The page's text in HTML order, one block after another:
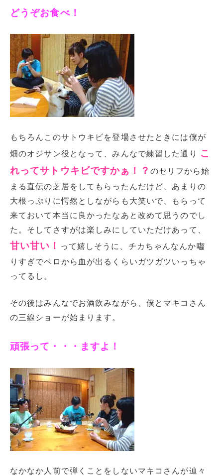
どうぞお食べ！
もちろんこのサトウキビを登場させたときには僕が
畑のオジサン役となって、みんなで練習した通り
こ
れってサトウキビですかぁ！？ のセリフから始
まる直伝の芝居をしてもらったんだけど、あまりの
大根っぷりに愕然としながらも大笑いで、もらって
来ておいて本当に良かったなあと改めて思うのでし
た。そしてさすがは楽しみにしていただけあって、
甘い甘い！
って嬉しそうに、チカちゃんなんか囓
りすぎでベロから血が出るくらいガツガツいっちゃ
ってるし。
その後はみんなでお酒飲みながら、僕とマキコさん
の三線ショーが始まります。
頑張って・・・ますよ！
なかなか人前で弾くことをしないマキコさんが辿々